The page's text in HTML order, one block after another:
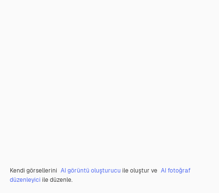
Kendi görsellerini AI görüntü oluşturucu ile oluştur ve AI fotoğraf
düzenleyici ile düzenle.